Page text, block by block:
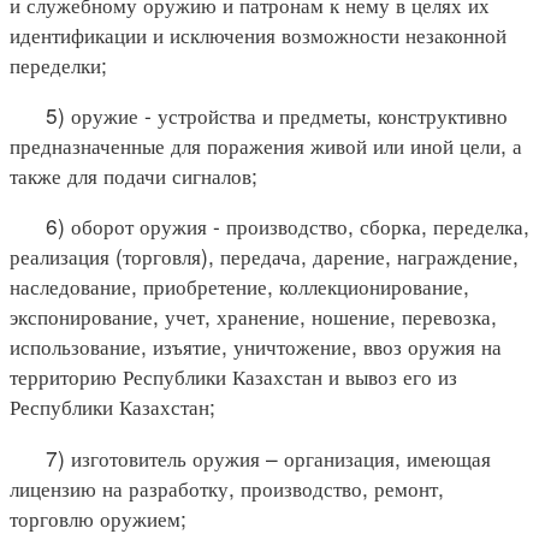
идентификации и исключения возможности незаконной
переделки;
5) оружие - устройства и предметы, конструктивно
предназначенные для поражения живой или иной цели, а
также для подачи сигналов;
6) оборот оружия - производство, сборка, переделка,
реализация (торговля), передача, дарение, награждение,
наследование, приобретение, коллекционирование,
экспонирование, учет, хранение, ношение, перевозка,
использование, изъятие, уничтожение, ввоз оружия на
территорию Республики Казахстан и вывоз его из
Республики Казахстан;
7) изготовитель оружия – организация, имеющая
лицензию на разработку, производство, ремонт,
торговлю оружием;